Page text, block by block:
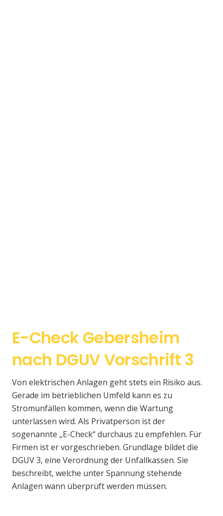
E-Check Gebersheim
nach DGUV Vorschrift 3
Von elektrischen Anlagen geht stets ein Risiko aus.
Gerade im betrieblichen Umfeld kann es zu
Stromunfällen kommen, wenn die Wartung
unterlassen wird. Als Privatperson ist der
sogenannte „E-Check“ durchaus zu empfehlen. Für
Firmen ist er vorgeschrieben. Grundlage bildet die
DGUV 3, eine Verordnung der Unfallkassen. Sie
beschreibt, welche unter Spannung stehende
Anlagen wann überprüft werden müssen.